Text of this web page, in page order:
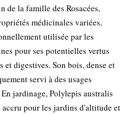
de la famille des Rosacées,
médicinales variées,
utilisée par les
pour ses potentielles vertus
digestives. Son bois, dense et
servi à des usages
jardinage, Polylepis australis
pour les jardins d'altitude et